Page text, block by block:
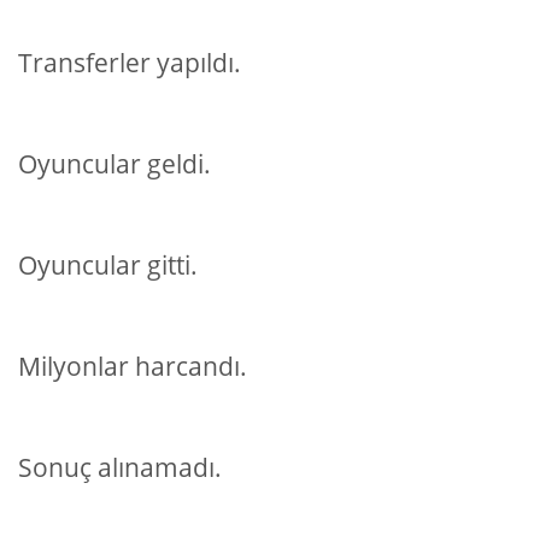
Transferler yapıldı.
Oyuncular geldi.
Oyuncular gitti.
Milyonlar harcandı.
Sonuç alınamadı.